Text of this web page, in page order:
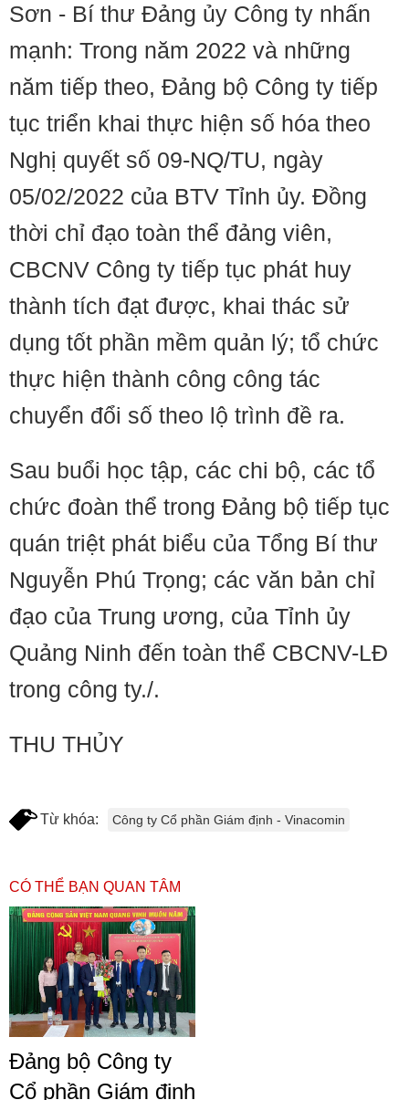
Sơn - Bí thư Đảng ủy Công ty nhấn
mạnh: Trong năm 2022 và những
năm tiếp theo, Đảng bộ Công ty tiếp
tục triển khai thực hiện số hóa theo
Nghị quyết số 09-NQ/TU, ngày
05/02/2022 của BTV Tỉnh ủy. Đồng
thời chỉ đạo toàn thể đảng viên,
CBCNV Công ty tiếp tục phát huy
thành tích đạt được, khai thác sử
dụng tốt phần mềm quản lý; tổ chức
thực hiện thành công công tác
chuyển đổi số theo lộ trình đề ra.
Sau buổi học tập, các chi bộ, các tổ
chức đoàn thể trong Đảng bộ tiếp tục
quán triệt phát biểu của Tổng Bí thư
Nguyễn Phú Trọng; các văn bản chỉ
đạo của Trung ương, của Tỉnh ủy
Quảng Ninh đến toàn thể CBCNV-LĐ
trong công ty./.
THU THỦY
Từ khóa: Công ty Cổ phần Giám định - Vinacomin
CÓ THỂ BẠN QUAN TÂM
Đảng bộ Công ty
Cổ phần Giám định